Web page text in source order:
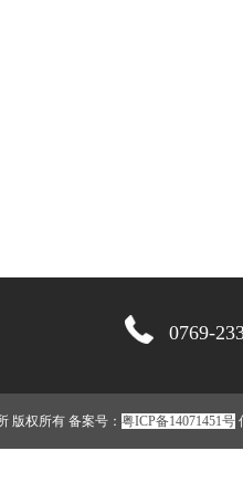
0769-
版权所有 备案号： 粤ICP备14071451号